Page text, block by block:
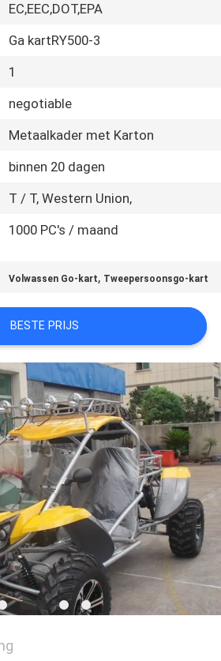
EC,EEC,DOT,EPA
Ga kartRY500-3
1
negotiable
Metaalkader met Karton
binnen 20 dagen
T / T, Western Union,
1000 PC's / maand
Volwassen Go-kart, Tweepersoonsgo-kart
BESTE PRIJS